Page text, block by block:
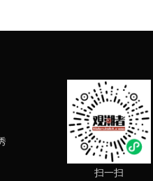
扫一扫